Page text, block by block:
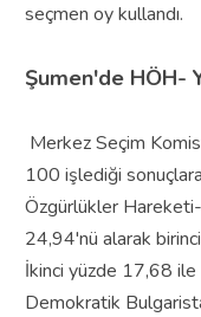
seçmen oy kullandı.
Şumen'de HÖH-
Merkez Seçim
100 işlediği
Özgürlükler
24,94'nü alarak birinci
İkinci yüzde 17,68
Demokratik